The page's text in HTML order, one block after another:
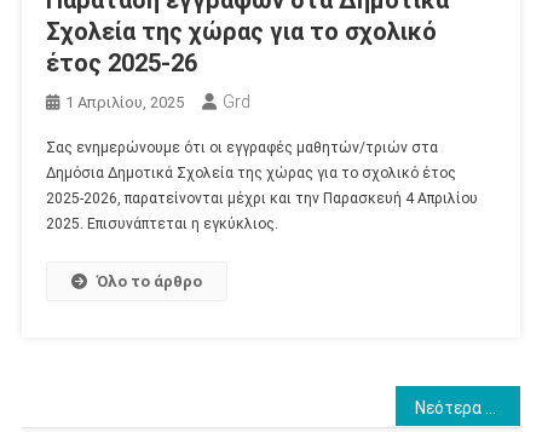
Σχολεία της χώρας για το σχολικό
έτος 2025-26
1 Απριλίου, 2025 Grd
Σας ενημερώνουμε ότι οι εγγραφές μαθητών/τριών στα
Δημόσια Δημοτικά Σχολεία της χώρας για το σχολικό έτος
2025-2026, παρατείνονται μέχρι και την Παρασκευή 4 Απριλίου
2025. Επισυνάπτεται η εγκύκλιος.
Όλο το άρθρο